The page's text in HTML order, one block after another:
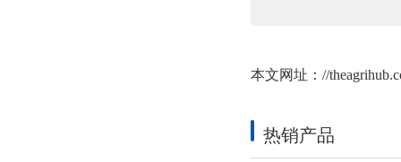
本文网址： //
热销产品